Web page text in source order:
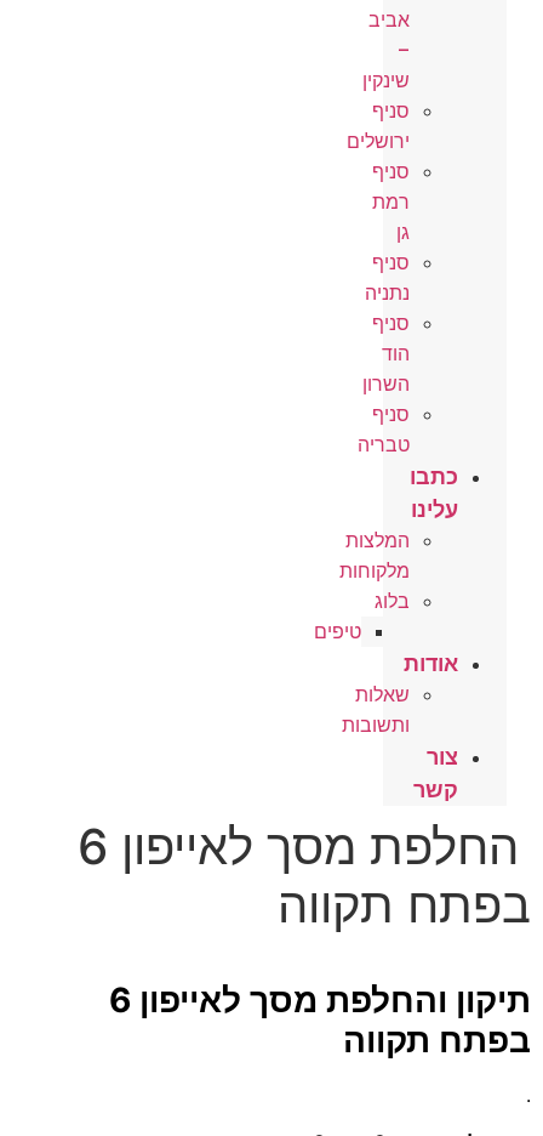
אביב
–
שינקין
סניף
ירושלים
סניף
רמת
גן
סניף
נתניה
סניף
הוד
השרון
סניף
טבריה
כתבו
עלינו
המלצות
מלקוחות
בלוג
טיפים
אודות
שאלות
ותשובות
צור
קשר
החלפת מסך לאייפון 6
בפתח תקווה
תיקון והחלפת מסך לאייפון 6
בפתח תקווה
.